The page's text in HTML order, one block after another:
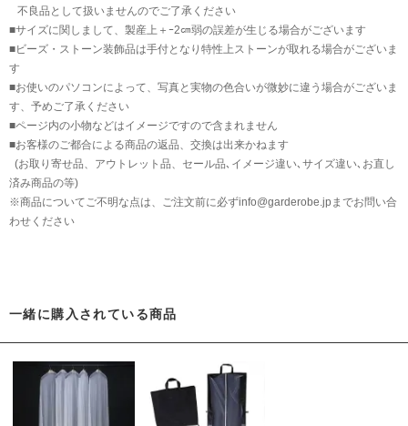
不良品として扱いませんのでご了承ください
■サイズに関しまして、製産上＋ｰ2㎝弱の誤差が生じる場合がございます
■ビーズ・ストーン装飾品は手付となり特性上ストーンが取れる場合がございま
す
■お使いのパソコンによって、写真と実物の色合いが微妙に違う場合がございま
す、予めご了承ください
■ページ内の小物などはイメージですので含まれません
■お客様のご都合による商品の返品、交換は出来かねます
(お取り寄せ品、アウトレット品、セール品､イメージ違い､サイズ違い､お直し
済み商品の等)
※商品についてご不明な点は、ご注文前に必ずinfo@garderobe.jpまでお問い合
わせください
一緒に購入されている商品